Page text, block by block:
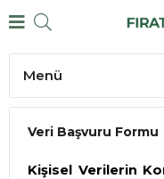
Menü
Veri Başvuru Formu
Kişisel Verilerin